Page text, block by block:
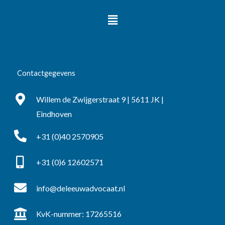
Menu
Contactgegevens
Willem de Zwijgerstraat 9 | 5611 JK |
Eindhoven
+31 (0)40 2570905
+31 (0)6 12602571
info@deleeuwadvocaat.nl
KvK-nummer: 17265516